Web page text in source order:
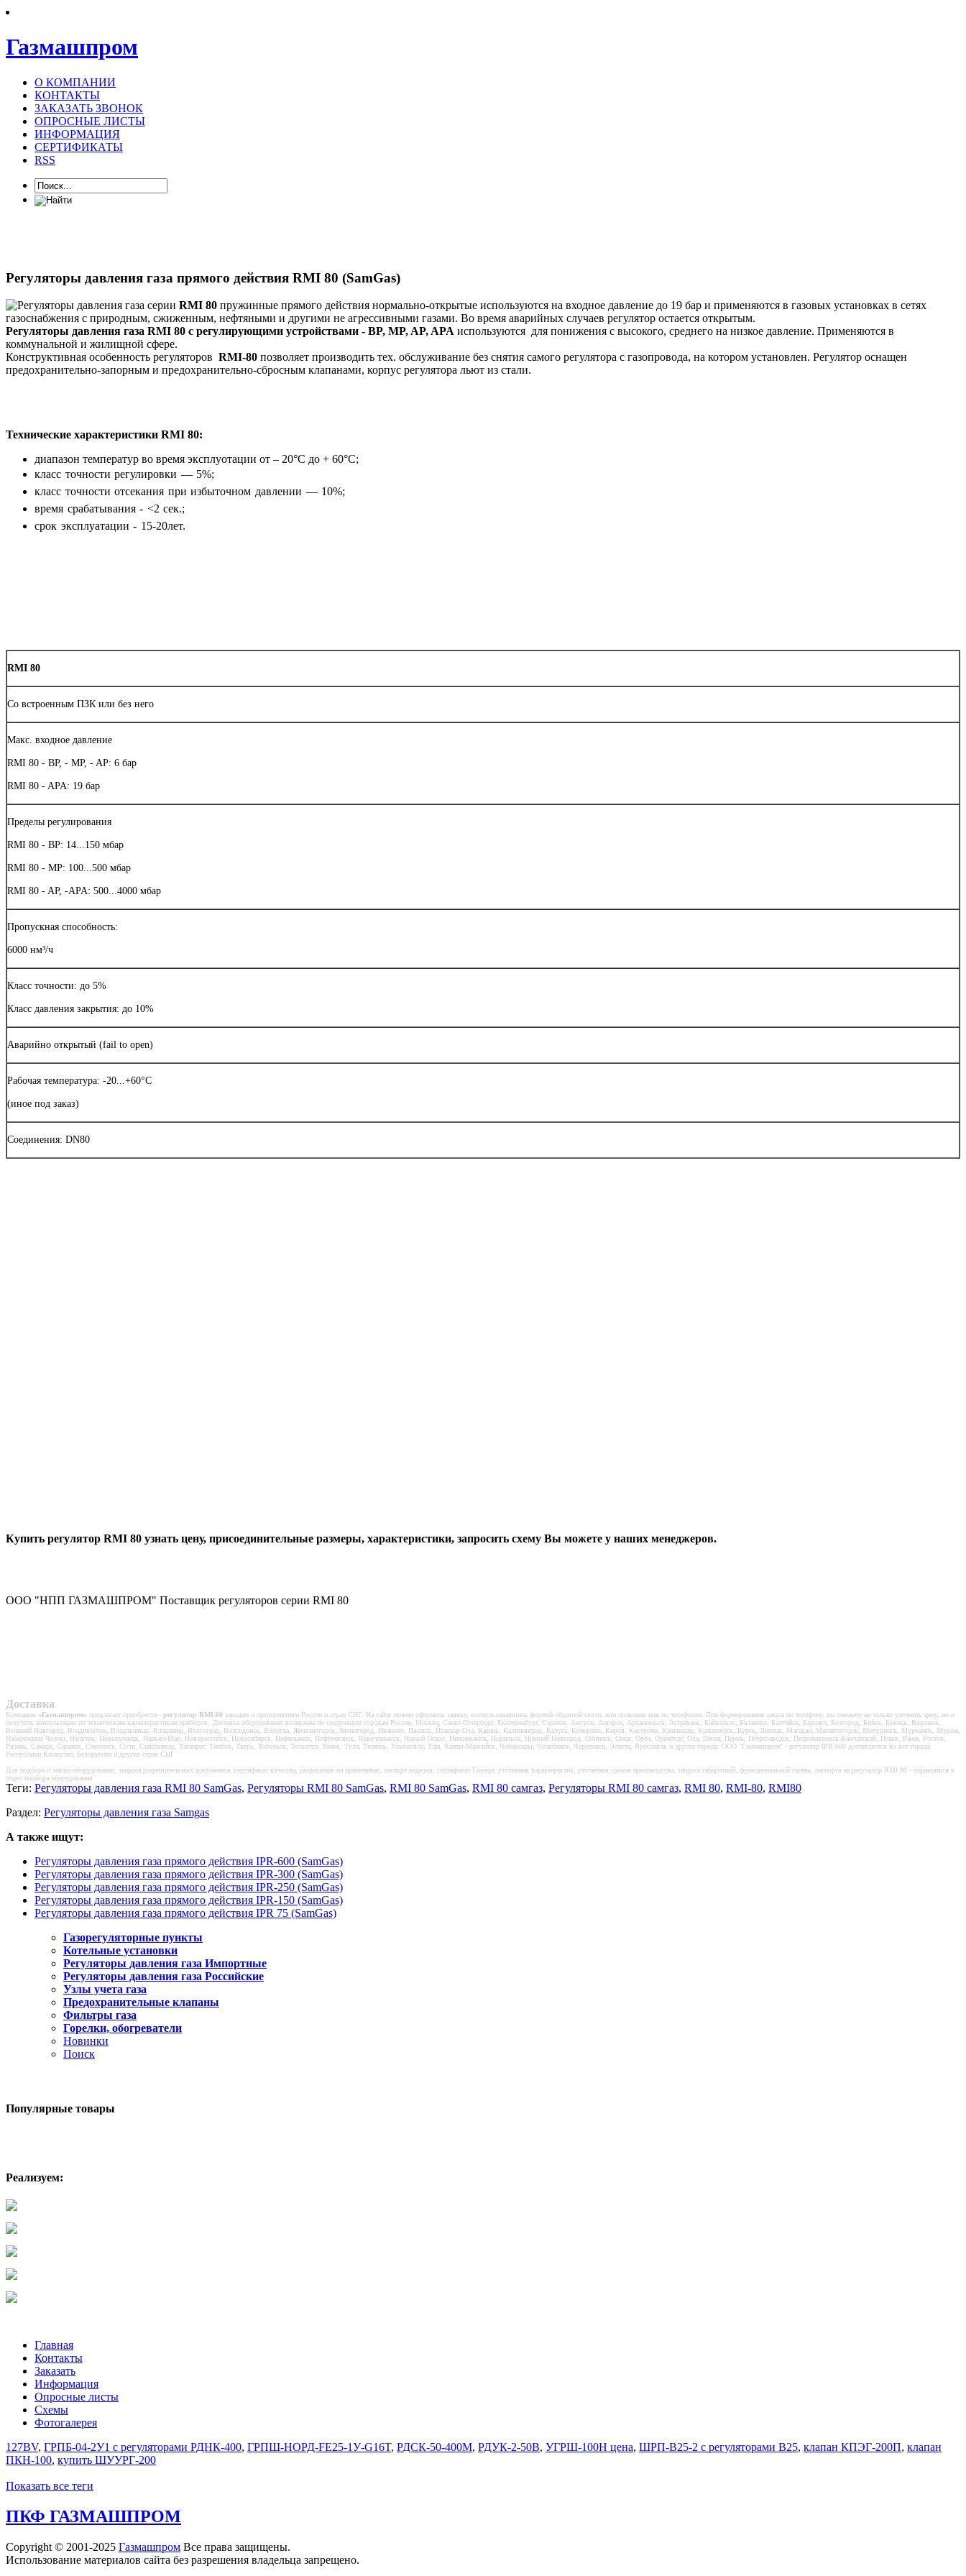
Газмашпром
О КОМПАНИИ
КОНТАКТЫ
ЗАКАЗАТЬ ЗВОНОК
ОПРОСНЫЕ ЛИСТЫ
ИНФОРМАЦИЯ
СЕРТИФИКАТЫ
RSS
Регуляторы давления газа прямого действия RMI 80 (SamGas)
Регуляторы давления газа серии RMI 80 пружинные прямого действия нормально-открытые используются на входное давление до 19 бар и применяются в газовых установках в сетях
газоснабжения с природным, сжиженным, нефтяными и другими не агрессивными газами. Во время аварийных случаев регулятор остается открытым.
Регуляторы давления газа RMI 80 с регулирующими устройствами - BP, MP, AP, APA используются для понижения с высокого, среднего на низкое давление. Применяются в
коммунальной и жилищной сфере.
Конструктивная особенность регуляторов RMI-80 позволяет производить тех. обслуживание без снятия самого регулятора с газопровода, на котором установлен. Регулятор оснащен
предохранительно-запорным и предохранительно-сбросным клапанами, корпус регулятора льют из стали.
Технические характеристики RMI 80:
диапазон температур во время эксплуотации от – 20°С до + 60°С;
класс точности регулировки — 5%;
класс точности отсекания при избыточном давлении — 10%;
время срабатывания - <2 сек.;
срок эксплуатации - 15-20лет.
RMI 80
Со встроенным ПЗК или без него
Макс. входное давление
RMI 80 - BP, - MP, - AP: 6 бар
RMI 80 - APA: 19 бар
Пределы регулирования
RMI 80 - BP: 14...150 мбар
RMI 80 - MP: 100...500 мбар
RMI 80 - AP, -APA: 500...4000 мбар
Пропускная способность:
6000 нм³/ч
Класс точности: до 5%
Класс давления закрытия: до 10%
Аварийно открытый (faіl to open)
Рабочая температура: -20...+60°C
(иное под заказ)
Соединения: DN80
Купить регулятор RMI 80 узнать цену, присоединительные размеры, характеристики, запросить схему Вы можете у наших менеджеров.
ООО "НПП ГАЗМАШПРОМ" Поставщик регуляторов серии RMI 80
Доставка
Компания «Газмашпром» предлагает приобрести - регулятор RMI-80 заводам и предприятиям России и стран СНГ. На сайте можно оформить заявку, воспользовавшись формой обратной связи, или позвонив нам по телефонам. При формировании заказа по телефону, вы сможете не только уточнить цену, но и
получить консультации по техническим характеристикам приборов. Доставка оборудования возможна по следующим городам России: Москва, Санкт-Петербург, Екатеринбург, Саратов. Амурск, Ангарск, Архангельск, Астрахань, Байкальск, Балаково, Балтийск, Барнаул, Белгород, Бийск, Брянск, Воронеж,
Великий Новгород, Владивосток, Владикавказ, Владимир, Волгоград, Волгодонск, Вологда, Железногорск, Звенигород, Иваново, Ижевск, Йошкар-Ола, Казань, Калининград, Калуга, Кемерово, Киров, Кострома, Краснодар, Красноярск, Курск, Липецк, Магадан, Магнитогорск, Мичуринск, Мурманск, Муром,
Набережные Челны, Нальчик, Новокузнецк, Нарьян-Мар, Новороссийск, Новосибирск, Нефтекамск, Нефтеюганск, Новочеркасск, Новый Оскол, Нижнекамск, Норильск, Нижний Новгород, Обнинск, Омск, Орёл, Оренбург, Оха, Пенза, Пермь, Петрозаводск, Петропавловск-Камчатский, Псков, Ржев, Ростов,
Рязань, Самара, Саранск, Смоленск, Сочи, Сыктывкар, Таганрог, Тамбов, Тверь, Тобольск, Тольятти, Томск, Тула, Тюмень, Ульяновск, Уфа, Ханты-Мансийск, Чебоксары, Челябинск, Череповец, Элиста, Ярославль и другие города. ООО "Газмашпром" - регулятор IPR-600 доставляется во все города
Республики Казахстан, Белоруссии и других стран СНГ
Для подбора и заказа оборудования, запроса разрешительных документов (сертификат качества, разрешение на применение, паспорт изделия, сертификат Газсерт, уточнения характеристик, уточнения сроков производства, запроса габаритной, функциональной схемы, паспорта на регулятор RMI 80 - обращаться в
отдел подбора оборудования
Теги: Регуляторы давления газа RMI 80 SamGas, Регуляторы RMI 80 SamGas, RMI 80 SamGas, RMI 80 самгаз, Регуляторы RMI 80 самгаз, RMI 80, RMI-80, RMI80
Раздел: Регуляторы давления газа Samgas
А также ищут:
Регуляторы давления газа прямого действия IPR-600 (SamGas)
Регуляторы давления газа прямого действия IPR-300 (SamGas)
Регуляторы давления газа прямого действия IPR-250 (SamGas)
Регуляторы давления газа прямого действия IPR-150 (SamGas)
Регуляторы давления газа прямого действия IPR 75 (SamGas)
Газорегуляторные пункты
Котельные установки
Регуляторы давления газа Импортные
Регуляторы давления газа Российские
Узлы учета газа
Предохранительные клапаны
Фильтры газа
Горелки, обогреватели
Новинки
Поиск
Популярные товары
Реализуем:
Главная
Контакты
Заказать
Информация
Опросные листы
Схемы
Фотогалерея
127BV, ГРПБ-04-2У1 с регуляторами РДНК-400, ГРПШ-НОРД-FE25-1У-G16T, РДСК-50-400М, РДУК-2-50В, УГРШ-100Н цена, ШРП-В25-2 с регуляторами В25, клапан КПЭГ-200П, клапан
ПКН-100, купить ШУУРГ-200
Показать все теги
ПКФ ГАЗМАШПРОМ
Copyright © 2001-2025 Газмашпром Все права защищены.
Использование материалов сайта без разрешения владельца запрещено.